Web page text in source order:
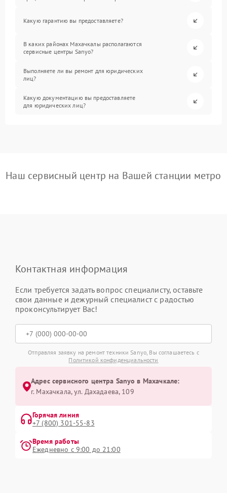
Какую гарантию вы предоставляете?
В каких районах Махачкалы располагаются
сервисные центры Sanyo?
Выполняете ли вы ремонт для юридических
лиц?
Какую документацию вы предоставляете
для юридических лиц?
Наш сервисный центр на Вашей станции метро
Контактная информация
Если требуется задать вопрос специалисту, оставьте
свои данные и дежурный специалист с радостью
проконсультирует Вас!
Отправляя заявку на ремонт техники Sanyo, Вы соглашаетесь с
Политикой конфиденциальности
Адрес сервисного центра Sanyo в Махачкале:
г. Махачкала, ул. Дахадаева, 109
Горячая линия
+7 (800) 301-55-83
Время работы
Ежедневно с 9:00 до 21:00